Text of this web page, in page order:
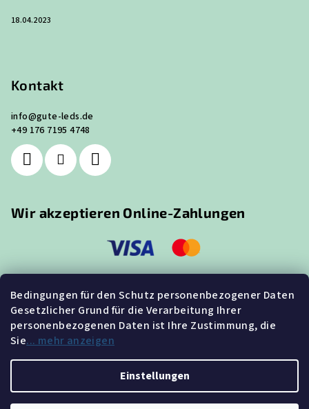
Bedingungen für den Schutz personenbezogener Daten
Gesetzlicher Grund für die Verarbeitung Ihrer
personenbezogenen Daten ist Ihre Zustimmung, die
Sie... mehr anzeigen
Einstellungen
18.04.2023
Kontakt
info@gute-leds.de
+49 176 7195 4748
Wir akzeptieren Online-Zahlungen
Suche
Suchen